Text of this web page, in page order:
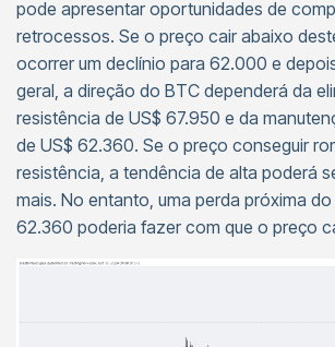
pode apresentar oportunidades de
retrocessos. Se o preço cair abaixo
ocorrer um declínio para 62.000 e
geral, a direção do BTC dependerá da
resistência de US$ 67.950 e da
de US$ 62.360. Se o preço conseguir
resistência, a tendência de alta poderá
mais. No entanto, uma perda próxima do
62.360 poderia fazer com que o preço